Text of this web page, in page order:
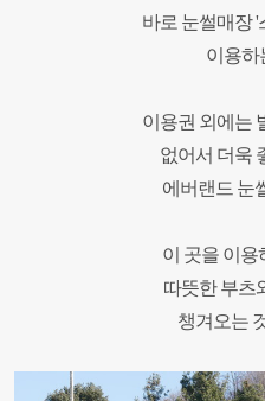
바로 눈썰매장
이용하
이용권 외에는
없어서 더욱
에버랜드 눈
이 곳을 이용
따뜻한 부츠
챙겨오는